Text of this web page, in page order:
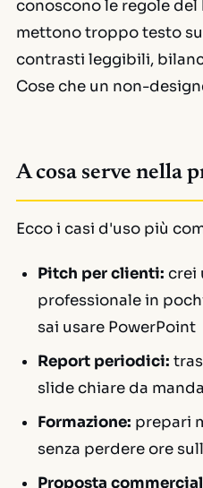
conoscono le regole del
mettono troppo testo
contrasti leggibili,
Cose che un non-
A cosa serve nella
Ecco i casi d'uso più
Pitch per clienti: crei
professionale in
sai usare PowerPoint
Report periodici:
slide chiare da
Formazione: prepari
senza perdere ore
Proposta